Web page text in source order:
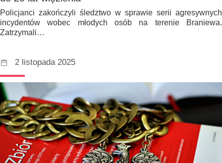
Policjanci zakończyli śledztwo w sprawie serii agresywnych
incydentów wobec młodych osób na terenie Braniewa.
Zatrzymali…
2 listopada 2025